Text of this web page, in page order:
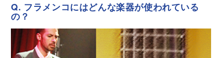
Q. フラメンコにはどんな楽器が使われている
の？